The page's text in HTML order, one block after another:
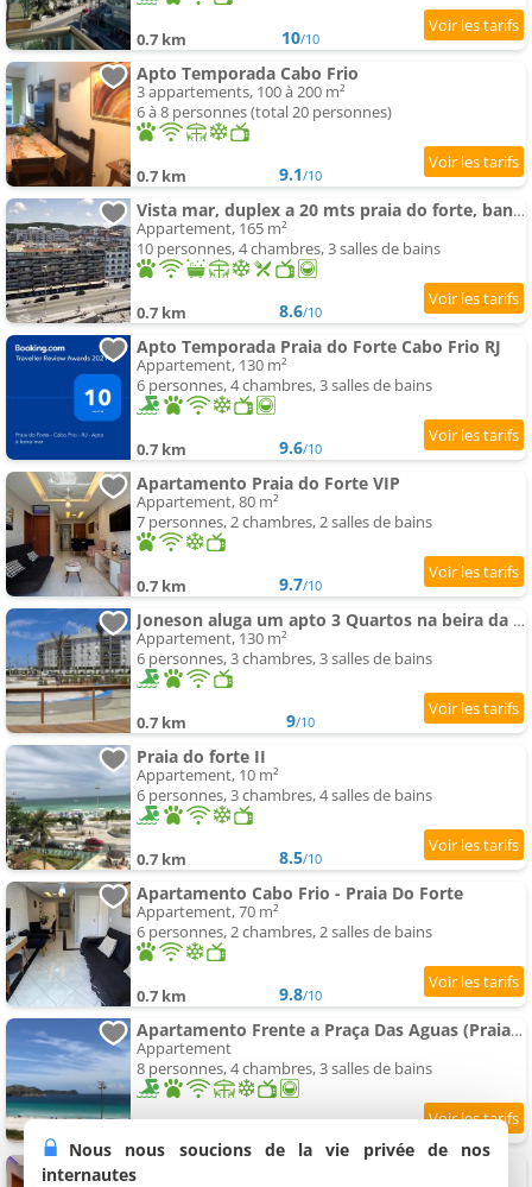
0.7 km 10/10
Apto Temporada Cabo Frio
3 appartements, 100 à 200 m²
6 à 8 personnes (total 20 personnes)
0.7 km 9.1/10
Vista mar, duplex a 20 mts praia do forte, banheira e wifi
Appartement, 165 m²
10 personnes, 4 chambres, 3 salles de bains
0.7 km 8.6/10
Apto Temporada Praia do Forte Cabo Frio RJ
Appartement, 130 m²
6 personnes, 4 chambres, 3 salles de bains
0.7 km 9.6/10
Apartamento Praia do Forte VIP
Appartement, 80 m²
7 personnes, 2 chambres, 2 salles de bains
0.7 km 9.7/10
Joneson aluga um apto 3 Quartos na beira da Praia do Forte
Appartement, 130 m²
6 personnes, 3 chambres, 3 salles de bains
0.7 km 9/10
Praia do forte II
Appartement, 10 m²
6 personnes, 3 chambres, 4 salles de bains
0.7 km 8.5/10
Apartamento Cabo Frio - Praia Do Forte
Appartement, 70 m²
6 personnes, 2 chambres, 2 salles de bains
0.7 km 9.8/10
Apartamento Frente a Praça Das Aguas (Praia Do Forte )
Appartement
8 personnes, 4 chambres, 3 salles de bains
Cabo Frio Costa VIP - Praia do Forte
Nous nous soucions de la vie privée de nos
internautes